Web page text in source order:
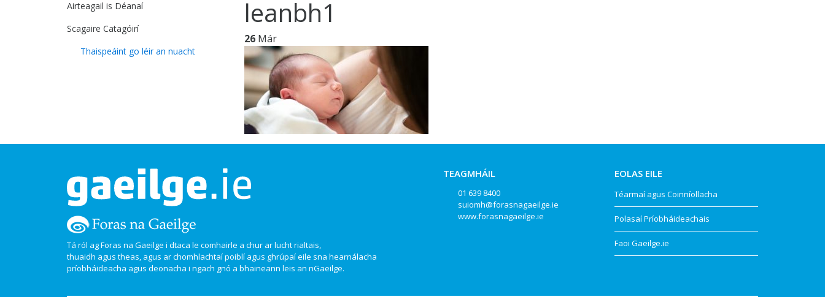
leanbh1
26 Már
Airteagail is Déanaí
Scagaire Catagóirí
Thaispeáint go léir an nuacht
Tá ról ag Foras na Gaeilge i dtaca le comhairle a chur ar lucht rialtais,
thuaidh agus theas, agus ar chomhlachtaí poiblí agus ghrúpaí eile sna hearnálacha
príobháideacha agus deonacha i ngach gnó a bhaineann leis an nGaeilge.
TEAGMHÁIL
01 639 8400
suiomh@forasnagaeilge.ie
www.forasnagaeilge.ie
EOLAS EILE
Téarmaí agus Coinníollacha
Polasaí Príobháideachais
Faoi Gaeilge.ie